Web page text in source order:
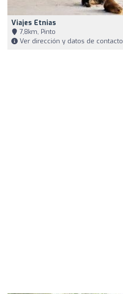
Viajes Etnias
7,8km, Pinto
Ver dirección y datos de contacto